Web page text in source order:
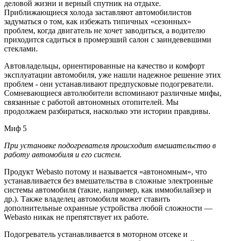
деловой жизни и верный спутник на отдыхе.
Приближающиеся холода заставляют автомобилистов
задуматься о том, как избежать типичных «сезонных»
проблем, когда двигатель не хочет заводиться, а водителю
приходится садиться в промерзший салон с заиндевевшими
стеклами.
Автовладельцы, ориентированные на качество и комфорт
эксплуатации автомобиля, уже нашли надежное решение этих
проблем - они устанавливают предпусковые подогреватели.
Сомневающиеся автолюбители вспоминают различные мифы,
связанные с работой автономных отопителей. Мы
продолжаем разбираться, насколько эти истории правдивы.
Миф 5
При установке подогревателя происходит вмешательство в
работу автомобиля и его систем.
Продукт Webasto потому и называется «автономным», что
устанавливается без вмешательства в сложные электронные
системы автомобиля (такие, например, как иммобилайзер и
др.). Также владелец автомобиля может ставить
дополнительные охранные устройства любой сложности —
Webasto никак не препятствует их работе.
Подогреватель устанавливается в моторном отсеке и